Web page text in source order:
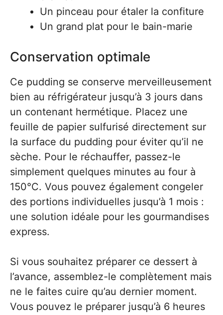
Un pinceau pour étaler la confiture
Un grand plat pour le bain-marie
Conservation optimale
Ce pudding se conserve merveilleusement
bien au réfrigérateur jusqu’à 3 jours dans
un contenant hermétique. Placez une
feuille de papier sulfurisé directement sur
la surface du pudding pour éviter qu’il ne
sèche. Pour le réchauffer, passez-le
simplement quelques minutes au four à
150°C. Vous pouvez également congeler
des portions individuelles jusqu’à 1 mois :
une solution idéale pour les gourmandises
express.
Si vous souhaitez préparer ce dessert à
l’avance, assemblez-le complètement mais
ne le faites cuire qu’au dernier moment.
Vous pouvez le préparer jusqu’à 6 heures